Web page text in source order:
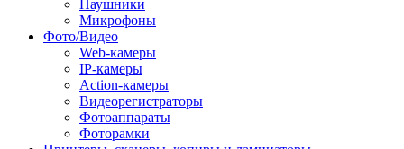
Наушники
Микрофоны
Фото/Видео
Web-камеры
IP-камеры
Action-камеры
Видеорегистраторы
Фотоаппараты
Фоторамки